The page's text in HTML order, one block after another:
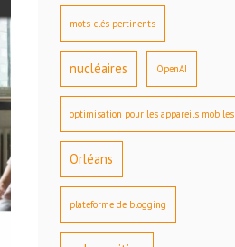
mots-clés pertinents
nucléaires OpenAI
optimisation pour les appareils mobiles
Orléans
plateforme de blogging